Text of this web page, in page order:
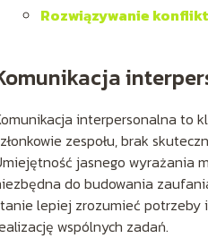
Rozwiązywanie
interpersonalna to
zespołu, brak
jasnego wyrażania
do budowania
lepiej zrozumieć potrzeby
wspólnych zadań.